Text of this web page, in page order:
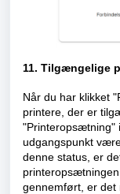
11. Tilgængelige
Når du har klikket
printere, der er
"Printeropsætning"
udgangspunkt
denne status, er
gennemført, er